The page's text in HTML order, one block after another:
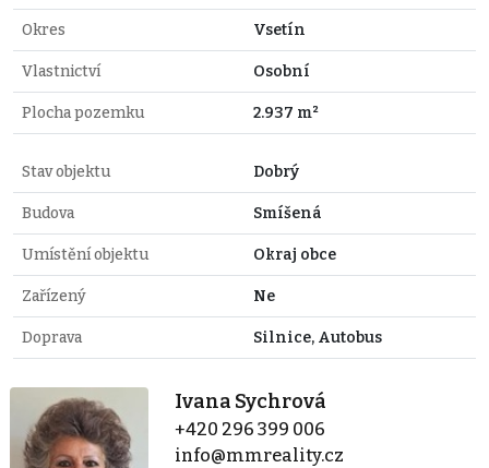
Okres Vsetín
Vlastnictví Osobní
Plocha pozemku 2.937 m²
Stav objektu Dobrý
Budova Smíšená
Umístění objektu Okraj obce
Zařízený Ne
Doprava Silnice, Autobus
Ivana Sychrová
+420 296 399 006
info@mmreality.cz